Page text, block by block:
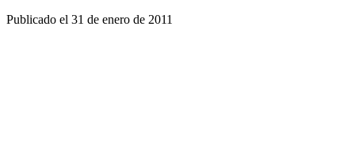
Publicado el 31 de enero de 2011